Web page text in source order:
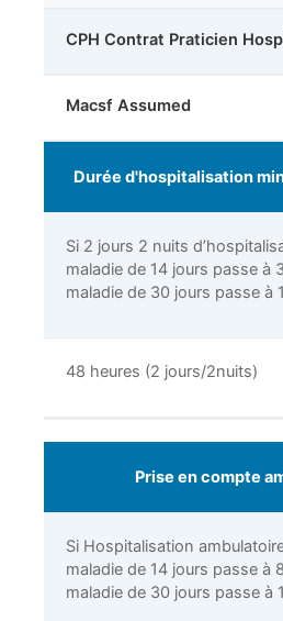
CPH Contrat Praticien
Macsf Assumed
Durée d'hospitalisation
Si 2 jours 2 nuits
maladie de 14 jours passe à
maladie de 30 jours passe à
48 heures (2 jours/2nuits)
Prise en compte
Si Hospitalisation
maladie de 14 jours passe à
maladie de 30 jours passe à